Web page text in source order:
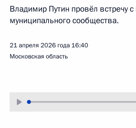
Владимир Путин провёл встречу
муниципального сообщества.
21 апреля 2026 года 16:40
Московская область